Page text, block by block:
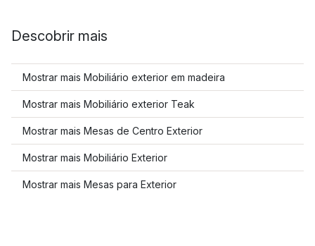
Descobrir mais
Mostrar mais Mobiliário exterior em madeira
Mostrar mais Mobiliário exterior Teak
Mostrar mais Mesas de Centro Exterior
Mostrar mais Mobiliário Exterior
Mostrar mais Mesas para Exterior